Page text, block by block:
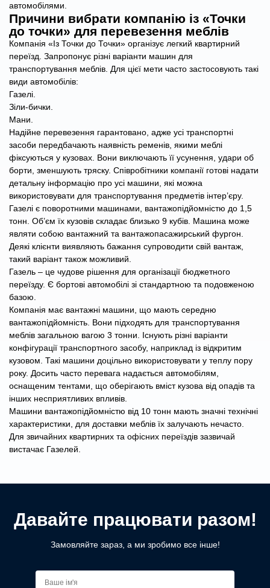
автомобілями.
Причини вибрати компанію із «Точки
до точки» для перевезення меблів
Компанія «Із Точки до Точки» організує легкий квартирний
переїзд. Запропонує різні варіанти машин для
транспортування меблів. Для цієї мети часто застосовують такі
види автомобілів:
Газелі.
Зіли-бички.
Мани.
Надійне перевезення гарантовано, адже усі транспортні
засоби передбачають наявність ременів, якими меблі
фіксуються у кузовах. Вони виключають її усунення, удари об
борти, зменшують тряску. Співробітники компанії готові надати
детальну інформацію про усі машини, які можна
використовувати для транспортування предметів інтер’єру.
Газелі є поворотними машинами, вантажопідйомністю до 1,5
тонн. Об’єм їх кузовів складає близько 9 кубів. Машина може
являти собою вантажний та вантажопасажирський фургон.
Деякі клієнти виявляють бажання супроводити свій вантаж,
такий варіант також можливий.
Газель – це чудове рішення для організації бюджетного
переїзду. Є бортові автомобілі зі стандартною та подовженою
базою.
Компанія має вантажні машини, що мають середню
вантажопідйомність. Вони підходять для транспортування
меблів загальною вагою 3 тонни. Існують різні варіанти
конфігурації транспортного засобу, наприклад із відкритим
кузовом. Такі машини доцільно використовувати у теплу пору
року. Досить часто перевага надається автомобілям,
оснащеним тентами, що оберігають вміст кузова від опадів та
інших несприятливих впливів.
Машини вантажопідйомністю від 10 тонн мають значні технічні
характеристики, для доставки меблів їх залучають нечасто.
Для звичайних квартирних та офісних переїздів зазвичай
вистачає Газелей.
Давайте працювати разом!
Замовляйте зараз, а ми зробимо все інше!